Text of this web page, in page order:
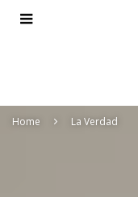
Home La Verdad